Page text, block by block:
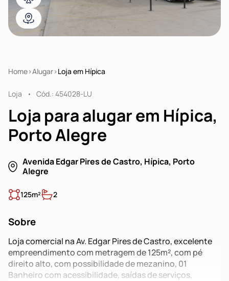
Home Alugar Loja em Hípica
Loja Cód.: 454028-LU
Loja para alugar em Hípica,
Porto Alegre
Avenida Edgar Pires de Castro, Hípica, Porto
Alegre
125m² 2
Sobre
Loja comercial na Av. Edgar Pires de Castro, excelente
empreendimento com metragem de 125m², com pé
direito alto, com possibilidade de mezanino, 01
Banheiro com acessibilidade, saídas de serviços,